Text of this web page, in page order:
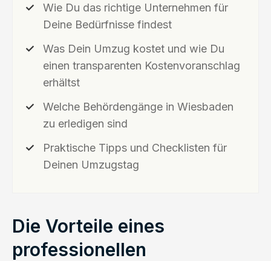
Wie Du das richtige Unternehmen für
Deine Bedürfnisse findest
Was Dein Umzug kostet und wie Du
einen transparenten Kostenvoranschlag
erhältst
Welche Behördengänge in Wiesbaden
zu erledigen sind
Praktische Tipps und Checklisten für
Deinen Umzugstag
Die Vorteile eines
professionellen